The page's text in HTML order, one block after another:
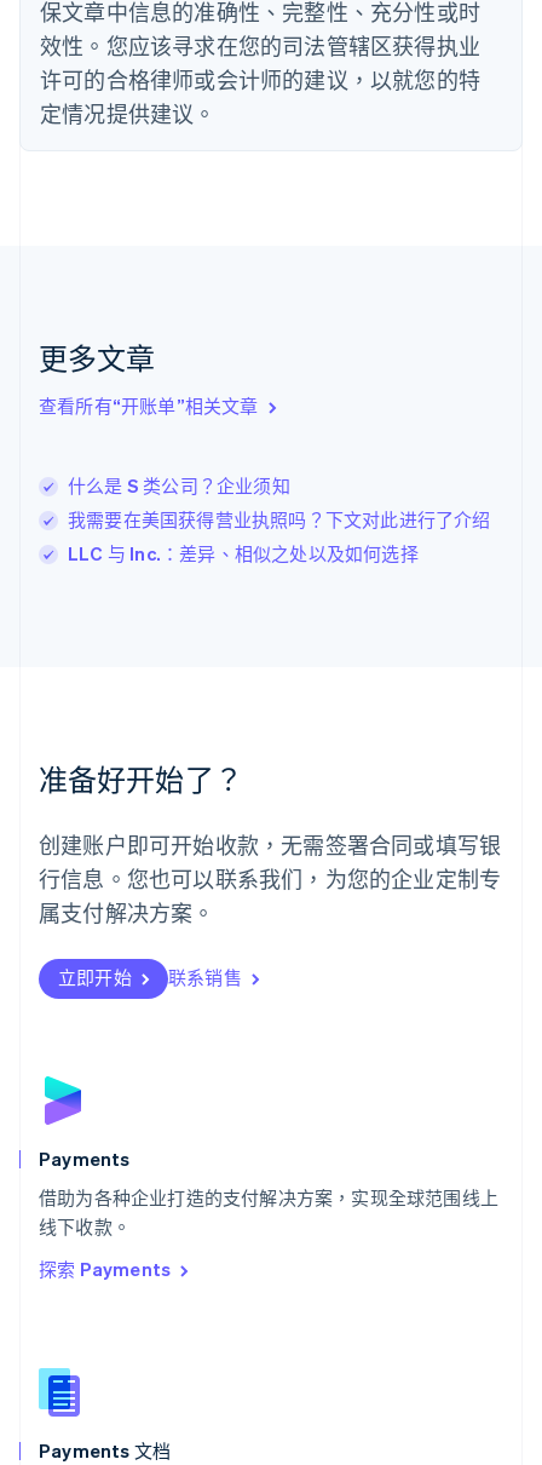
保文章中信息的准确性、完整性、充分性或时
效性。您应该寻求在您的司法管辖区获得执业
许可的合格律师或会计师的建议，以就您的特
定情况提供建议。
更多文章
查看所有“开账单”相关文章
什么是 S 类公司？企业须知
我需要在美国获得营业执照吗？下文对此进行了介绍
LLC 与 Inc.：差异、相似之处以及如何选择
准备好开始了？
创建账户即可开始收款，无需签署合同或填写银
行信息。您也可以联系我们，为您的企业定制专
属支付解决方案。
立即开始 联系销售
Payments
借助为各种企业打造的支付解决方案，实现全球范围线上
线下收款。
探索 Payments
Payments 文档
DeutschEnglish
法国
FrançaisEnglish
芬兰
EnglishSvenska
English
English
卢森堡
罗马尼亚
English
挪威
葡萄牙
Português English
日本
日本語English
瑞典
瑞士
DeutschFrançais
English
斯洛文尼亚
泰国
ไทยEnglish
希腊
English
西班牙
新西兰
English
匈牙利
English